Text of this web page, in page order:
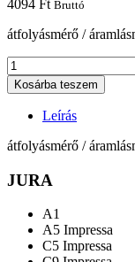
4094 Ft Bruttó
átfolyásmérő /
átfolyásmérő
/
áramlásmérő
mennyiség
Kosárba teszem
Leírás
átfolyásmérő /
JURA
A1
A5 Impressa
C5 Impressa